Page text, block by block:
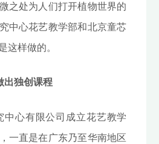
之处为人们打开植物世界的
中心花艺教学部和北京童芯
这样做的。
出独创课程
中心有限公司成立花艺教学
一直是在广东乃至华南地区